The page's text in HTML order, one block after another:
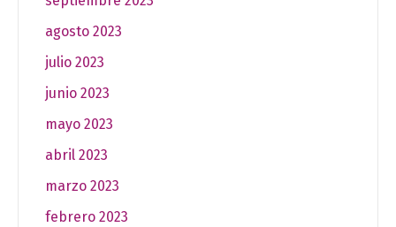
agosto 2023
julio 2023
junio 2023
mayo 2023
abril 2023
marzo 2023
febrero 2023